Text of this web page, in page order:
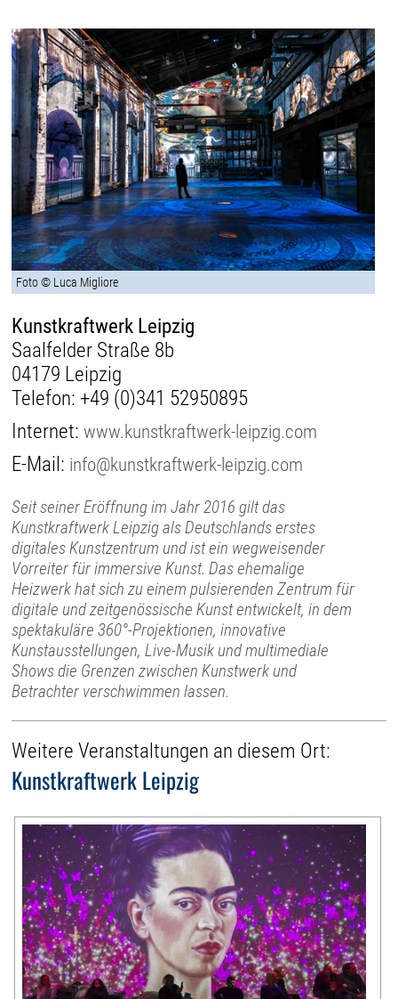
Foto © Luca Migliore
Kunstkraftwerk Leipzig
Saalfelder Straße 8b
04179 Leipzig
Telefon: +49 (0)341 52950895
Internet:www.kunstkraftwerk-leipzig.com
E-Mail: info@kunstkraftwerk-leipzig.com
Seit seiner Eröffnung im Jahr 2016 gilt das
Kunstkraftwerk Leipzig als Deutschlands erstes
digitales Kunstzentrum und ist ein wegweisender
Vorreiter für immersive Kunst. Das ehemalige
Heizwerk hat sich zu einem pulsierenden Zentrum für
digitale und zeitgenössische Kunst entwickelt, in dem
spektakuläre 360°-Projektionen, innovative
Kunstausstellungen, Live-Musik und multimediale
Shows die Grenzen zwischen Kunstwerk und
Betrachter verschwimmen lassen.
Weitere Veranstaltungen an diesem Ort:
Kunstkraftwerk Leipzig